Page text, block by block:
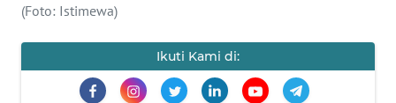
(Foto: Istimewa)
Ikuti Kami di:
TENTANG
PEDOMAN